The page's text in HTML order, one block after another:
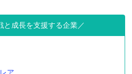
と成長を支援する企業